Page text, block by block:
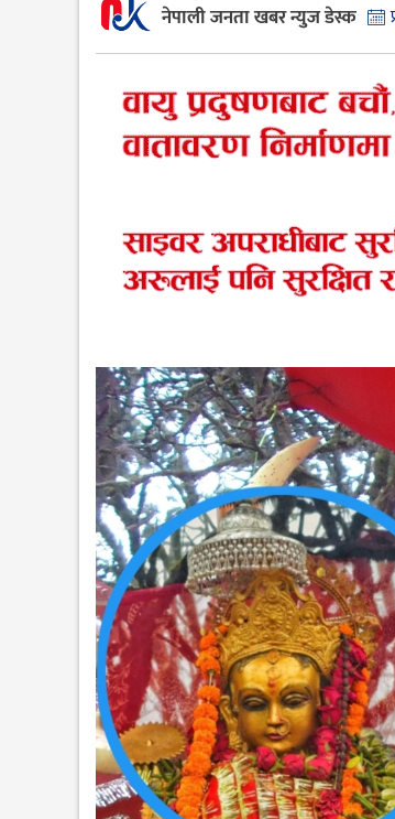
नेपाली जनता खबर न्युज डेस्क